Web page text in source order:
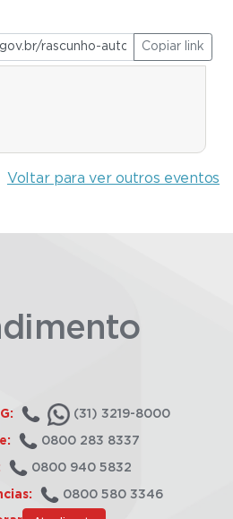
Copiar link
Voltar para ver outros eventos
(31) 3219-8000
0800 283 8337
0800 940 5832
0800 580 3346